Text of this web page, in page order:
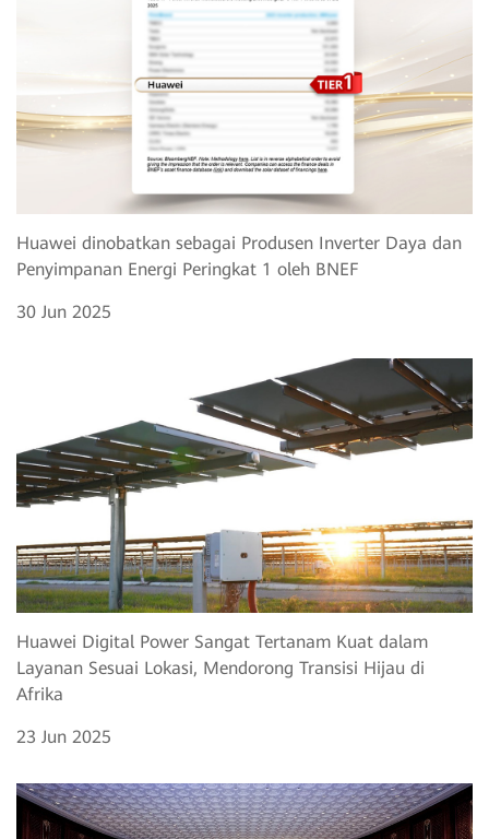
Huawei dinobatkan sebagai Produsen Inverter Daya dan
Penyimpanan Energi Peringkat 1 oleh BNEF
30 Jun 2025
Huawei Digital Power Sangat Tertanam Kuat dalam
Layanan Sesuai Lokasi, Mendorong Transisi Hijau di
Afrika
23 Jun 2025